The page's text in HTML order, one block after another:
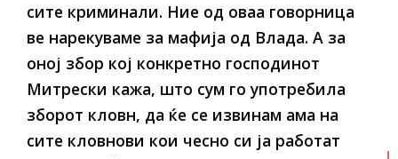
сите криминали. Ние од оваа говорница
ве нарекуваме за мафија од Влада. А за
оној збор кој конкретно господинот
Митрески кажа, што сум го употребила
зборот кловн, да ќе се извинам ама на
сите кловнови кои чесно си ја работат